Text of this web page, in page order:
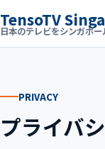
TensoTV
日本のテレビをシンガポー
PRIVACY
プライバ